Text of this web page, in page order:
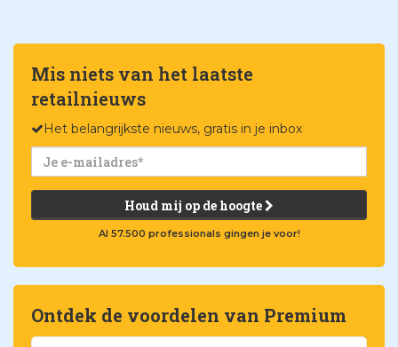
Mis niets van het laatste
retailnieuws
Het belangrijkste nieuws, gratis in je inbox
Houd mij op de hoogte
Al 57.500 professionals gingen je voor!
Ontdek de voordelen van Premium